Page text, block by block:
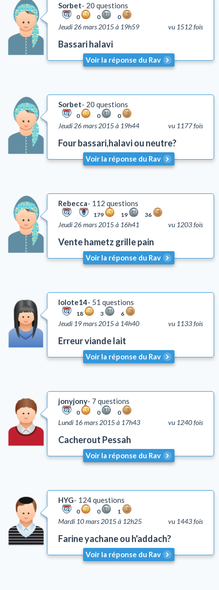
Sorbet 20 questions
0 0 0
vu 1512 fois
Jeudi 26 mars 2015 à 19h59
Bassari halavi
Voir la réponse du Rav
Sorbet 20 questions
0 0 0
vu 1177 fois
Jeudi 26 mars 2015 à 19h44
Four bassari,halavi ou neutre?
Voir la réponse du Rav
Rebecca 112 questions
179 19 36
vu 1203 fois
Jeudi 26 mars 2015 à 16h41
Vente hametz grille pain
Voir la réponse du Rav
lolote14 51 questions
18 3 6
vu 1133 fois
Jeudi 19 mars 2015 à 14h40
Erreur viande lait
Voir la réponse du Rav
jonyjony 7 questions
0 0 0
vu 1240 fois
Lundi 16 mars 2015 à 17h43
Cacherout Pessah
Voir la réponse du Rav
HYG 124 questions
0 0 1
vu 1443 fois
Mardi 10 mars 2015 à 12h25
Farine yachane ou h'addach?
Voir la réponse du Rav